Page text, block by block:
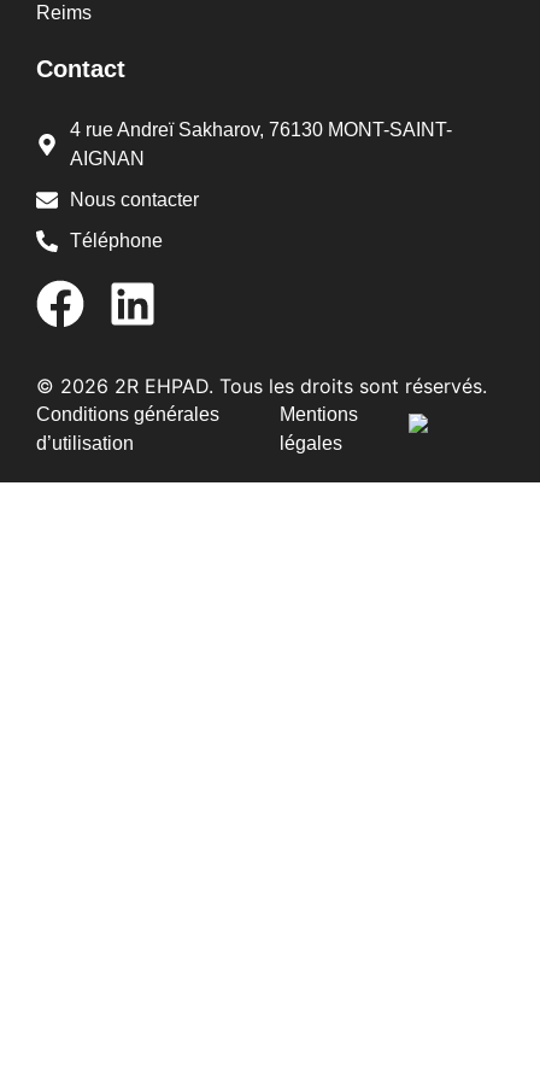
Reims
Contact
4 rue Andreï Sakharov, 76130 MONT-SAINT-
AIGNAN
Nous contacter
Téléphone
© 2026 2R EHPAD. Tous les droits sont réservés.
Conditions générales
d’utilisation
Mentions
légales